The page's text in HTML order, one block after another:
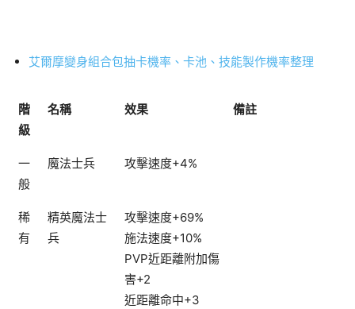
艾爾摩變身組合包抽卡機率、卡池、技能製作機率整理
階
級
名稱 效果 備註
一
般
魔法士兵 攻擊速度+4%
稀
有
精英魔法士
兵
攻擊速度+69%
施法速度+10%
PVP近距離附加傷
害+2
近距離命中+3